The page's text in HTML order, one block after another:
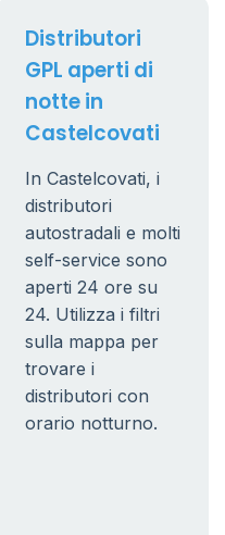
Distributori
GPL aperti di
notte in
Castelcovati
In Castelcovati, i
distributori
autostradali e molti
self-service sono
aperti 24 ore su
24. Utilizza i filtri
sulla mappa per
trovare i
distributori con
orario notturno.